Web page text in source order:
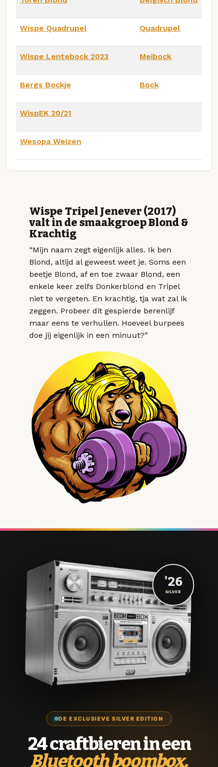
Wispe Quadrupel Quadrupel
Wispe Lentebock 2023 Meibock
Bergs Bockje Bock
WispEK 20/21
Wesopa Weizen
Wispe Tripel Jenever (2017)
valt in de smaakgroep Blond &
Krachtig
“Mijn naam zegt eigenlijk alles. Ik ben
Blond, altijd al geweest weet je. Soms een
beetje Blond, af en toe zwaar Blond, een
enkele keer zelfs Donkerblond en Tripel
niet te vergeten. En krachtig, tja wat zal ik
zeggen. Probeer dit gespierde berenlijf
maar eens te verhullen. Hoeveel burpees
doe jij eigenlijk in een minuut?”
DE EXCLUSIEVE SILVER EDITION
24 craftbieren in een
Bluetooth boombox.
'26
SILVER